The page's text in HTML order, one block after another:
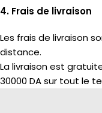
4. Frais de livraison
Les frais de livraison
distance.
La livraison est
30000 DA sur tout le